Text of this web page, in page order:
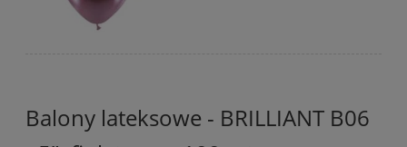
Balony lateksowe - BRILLIANT B06